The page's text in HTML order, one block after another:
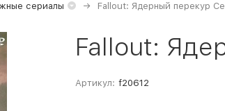
сериалы Fallout: Ядерный перекур
Fallout:
Артикул: f20612